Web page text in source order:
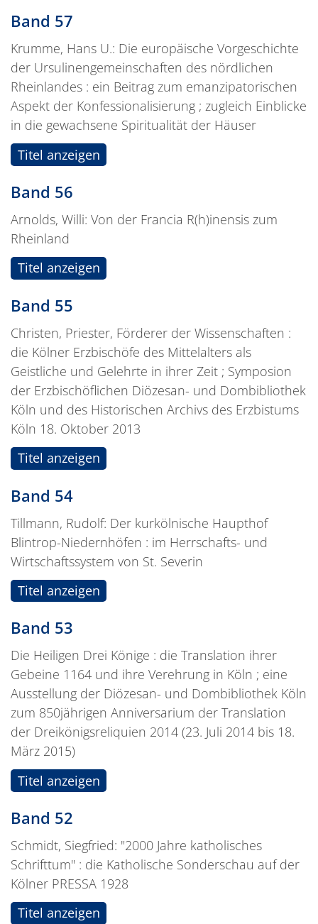
Band 57
Krumme, Hans U.: Die europäische Vorgeschichte
der Ursulinengemeinschaften des nördlichen
Rheinlandes : ein Beitrag zum emanzipatorischen
Aspekt der Konfessionalisierung ; zugleich Einblicke
in die gewachsene Spiritualität der Häuser
Titel anzeigen
Band 56
Arnolds, Willi: Von der Francia R(h)inensis zum
Rheinland
Titel anzeigen
Band 55
Christen, Priester, Förderer der Wissenschaften :
die Kölner Erzbischöfe des Mittelalters als
Geistliche und Gelehrte in ihrer Zeit ; Symposion
der Erzbischöflichen Diözesan- und Dombibliothek
Köln und des Historischen Archivs des Erzbistums
Köln 18. Oktober 2013
Titel anzeigen
Band 54
Tillmann, Rudolf: Der kurkölnische Haupthof
Blintrop-Niedernhöfen : im Herrschafts- und
Wirtschaftssystem von St. Severin
Titel anzeigen
Band 53
Die Heiligen Drei Könige : die Translation ihrer
Gebeine 1164 und ihre Verehrung in Köln ; eine
Ausstellung der Diözesan- und Dombibliothek Köln
zum 850jährigen Anniversarium der Translation
der Dreikönigsreliquien 2014 (23. Juli 2014 bis 18.
März 2015)
Titel anzeigen
Band 52
Schmidt, Siegfried: "2000 Jahre katholisches
Schrifttum" : die Katholische Sonderschau auf der
Kölner PRESSA 1928
Titel anzeigen